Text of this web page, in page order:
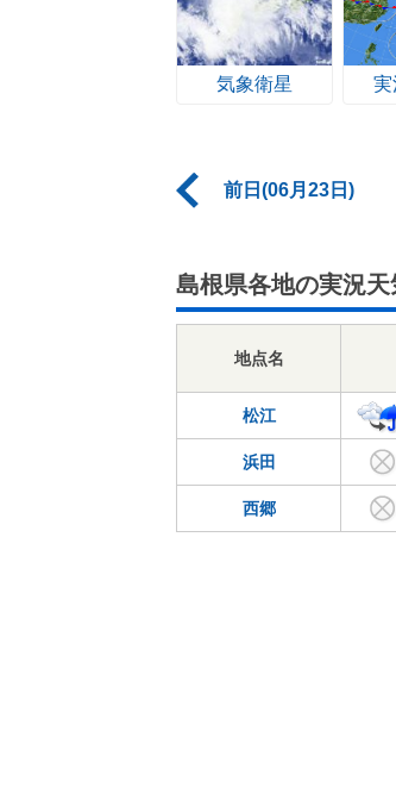
気象衛星 実
前日(06月23日)
島根県各地の実況天
地点名
松江
浜田
西郷